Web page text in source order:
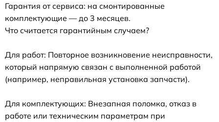
Гарантия от сервиса: на смонтированные
комплектующие — до 3 месяцев.
Что считается гарантийным случаем?
Для работ: Повторное возникновение неисправности,
который напрямую связан с выполненной работой
(например, неправильная установка запчасти).
Для комплектующих: Внезапная поломка, отказ в
работе или техническим параметрам при